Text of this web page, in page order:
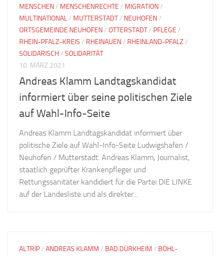
MENSCHEN/ MENSCHENRECHTE / MIGRATION/
MULTINATIONAL/ MUTTERSTADT/ NEUHOFEN/
ORTSGEMEINDE NEUHOFEN/ OTTERSTADT/ PFLEGE /
RHEIN-PFALZ-KREIS / RHEINAUEN/ RHEINLAND-PFALZ /
SOLIDARISCH/ SOLIDARITÄT
10. MÄRZ 2021
Andreas Klamm Landtagskandidat
informiert über seine politischen Ziele
auf Wahl-Info-Seite
Andreas Klamm Landtagskandidat informiert über
politische Ziele auf Wahl-Info-Seite Ludwigshafen /
Neuhofen / Mutterstadt. Andreas Klamm, Journalist,
staatlich geprüfter Krankenpfleger und
Rettungssanitäter kandidiert für die Partei DIE LINKE
auf der Landesliste und als direkter...
ALTRIP/ ANDREAS KLAMM / BAD DÜRKHEIM / BÖHL-